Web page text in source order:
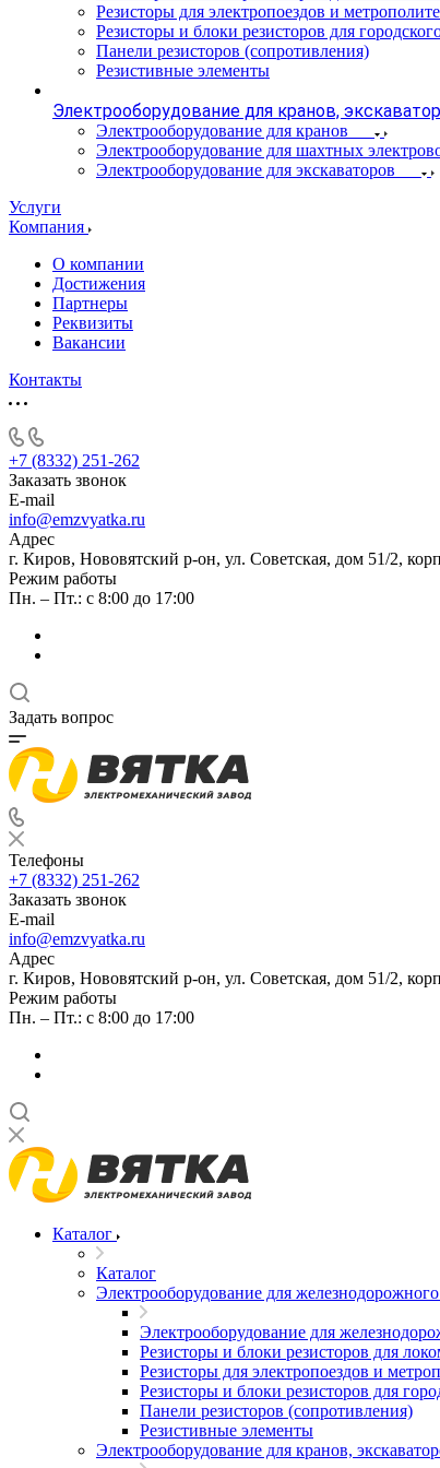
Резисторы для электропоездов и
Резисторы и блоки резисторов для
Панели резисторов (сопротивления)
Резистивные элементы
Электрооборудование для кранов,
Электрооборудование для кранов
Электрооборудование для шахтных
Электрооборудование для экскаваторов
Услуги
Компания
О компании
Достижения
Партнеры
Реквизиты
Вакансии
Контакты
+7 (8332) 251-262
Заказать звонок
E-mail
info@emzvyatka.ru
Адрес
г. Киров, Нововятский р-он, ул. Советская, дом 51/2,
Режим работы
Пн. – Пт.: с 8:00 до 17:00
Задать вопрос
Телефоны
+7 (8332) 251-262
Заказать звонок
E-mail
info@emzvyatka.ru
Адрес
г. Киров, Нововятский р-он, ул. Советская, дом 51/2,
Режим работы
Пн. – Пт.: с 8:00 до 17:00
Каталог
Каталог
Электрооборудование для железнодорожного
Электрооборудование для
Резисторы и блоки резисторов для
Резисторы для электропоездов и
Резисторы и блоки резисторов для
Панели резисторов (сопротивления)
Резистивные элементы
Электрооборудование для кранов,